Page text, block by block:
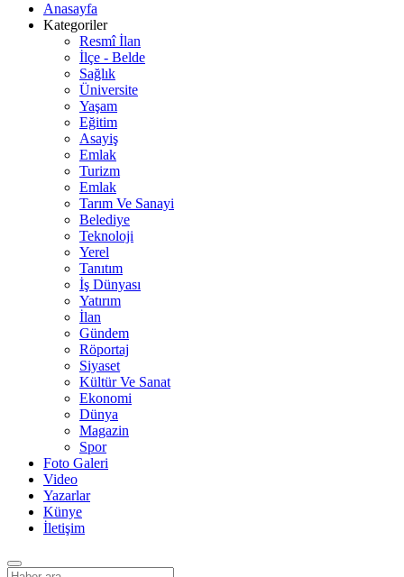
Anasayfa
Kategoriler
Resmî İlan
İlçe - Belde
Sağlık
Üniversite
Yaşam
Eğitim
Asayiş
Emlak
Turizm
Emlak
Tarım Ve Sanayi
Belediye
Teknoloji
Yerel
Tanıtım
İş Dünyası
Yatırım
İlan
Gündem
Röportaj
Siyaset
Kültür Ve Sanat
Ekonomi
Dünya
Magazin
Spor
Foto Galeri
Video
Yazarlar
Künye
İletişim